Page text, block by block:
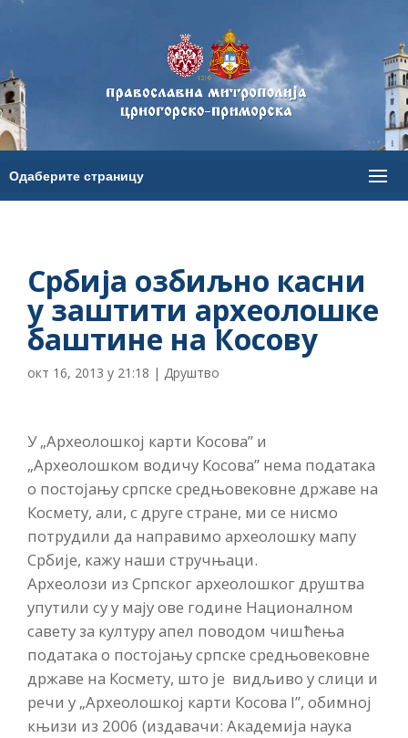
Србија озбиљно касни
у заштити археолошке
баштине на Косову
окт 16, 2013 у 21:18 | Друштво
У „Археолошкој карти Косова” и
„Археолошком водичу Косова” нема података
о постојању српске средњoвековне државе на
Космету, али, с друге стране, ми се нисмо
потрудили да направимо археолошку мапу
Србије, кажу наши стручњаци.
Археолози из Српског археолошког друштва
упутили су у мају ове године Националном
савету за културу апел поводом чишћења
података о постојању српске средњoвековне
државе на Космету, што је видљиво у слици и
речи у „Археолошкој карти Косова I”, обимној
књизи из 2006 (издавачи: Академија наука